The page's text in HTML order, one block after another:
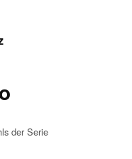
der Serie